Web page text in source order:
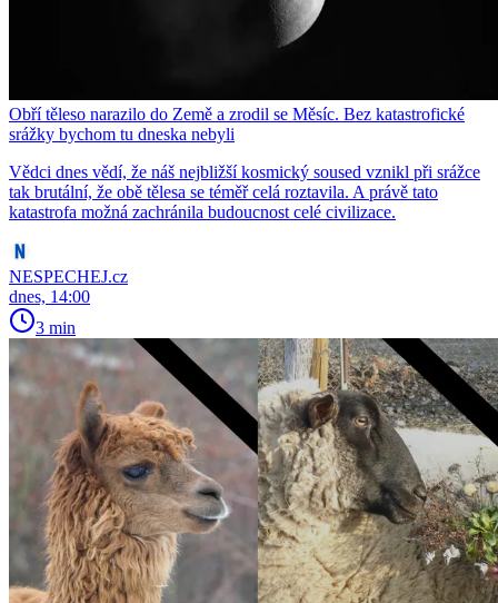
Obří těleso narazilo do Země a zrodil se Měsíc. Bez katastrofické
srážky bychom tu dneska nebyli
Vědci dnes vědí, že náš nejbližší kosmický soused vznikl při srážce
tak brutální, že obě tělesa se téměř celá roztavila. A právě tato
katastrofa možná zachránila budoucnost celé civilizace.
NESPECHEJ.cz
dnes, 14:00
3 min